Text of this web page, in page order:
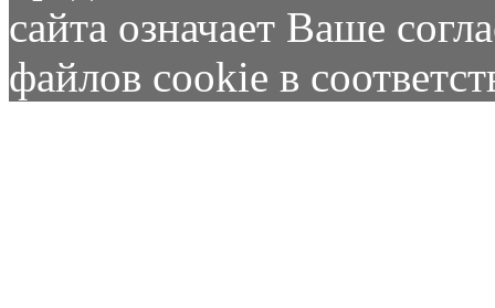
сайта означает Ваше
файлов cookie в